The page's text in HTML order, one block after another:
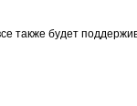
также будет